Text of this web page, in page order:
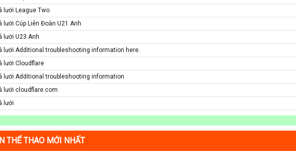
lưới League Two
lưới Cúp Liên Đoàn U21 Anh
lưới U23 Anh
lưới Additional troubleshooting information here.
lưới Cloudflare
lưới Additional troubleshooting information
lưới cloudflare.com
lưới
THỂ THAO MỚI NHẤT